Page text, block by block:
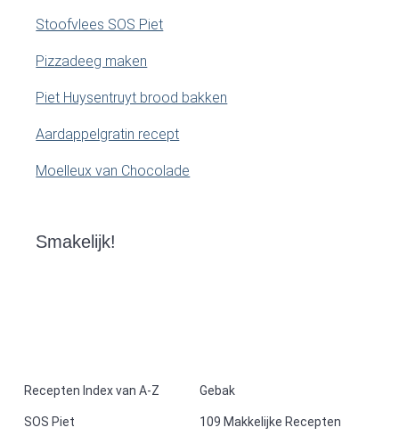
Stoofvlees SOS Piet
Pizzadeeg maken
Piet Huysentruyt brood bakken
Aardappelgratin recept
Moelleux van Chocolade
Smakelijk!
Recepten Index van A-Z Gebak
SOS Piet 109 Makkelijke Recepten